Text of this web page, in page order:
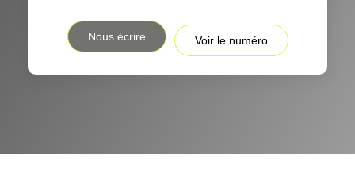
Nous écrire Voir le numéro